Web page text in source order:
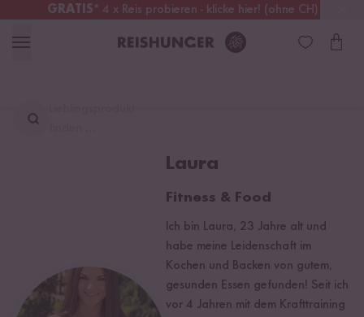
GRATIS* 4 x Reis probieren - klicke hier! (ohne CH)
Österreich Kostenloser Versand
Laura
Fitness & Food
Ich bin Laura, 23 Jahre alt und
habe meine Leidenschaft im
Kochen und Backen von gutem,
gesunden Essen gefunden! Seit ich
vor 4 Jahren mit dem Krafttraining